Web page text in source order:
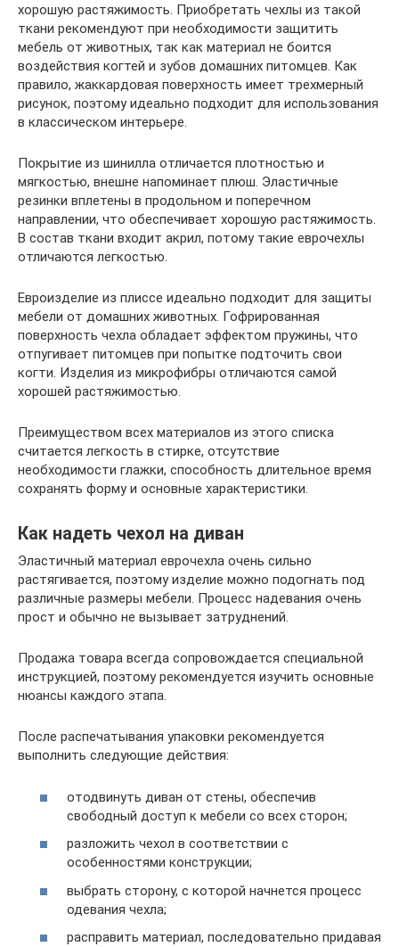
хорошую растяжимость. Приобретать чехлы из такой
ткани рекомендуют при необходимости защитить
мебель от животных, так как материал не боится
воздействия когтей и зубов домашних питомцев. Как
правило, жаккардовая поверхность имеет трехмерный
рисунок, поэтому идеально подходит для использования
в классическом интерьере.
Покрытие из шинилла отличается плотностью и
мягкостью, внешне напоминает плюш. Эластичные
резинки вплетены в продольном и поперечном
направлении, что обеспечивает хорошую растяжимость.
В состав ткани входит акрил, потому такие еврочехлы
отличаются легкостью.
Евроизделие из плиссе идеально подходит для защиты
мебели от домашних животных. Гофрированная
поверхность чехла обладает эффектом пружины, что
отпугивает питомцев при попытке подточить свои
когти. Изделия из микрофибры отличаются самой
хорошей растяжимостью.
Преимуществом всех материалов из этого списка
считается легкость в стирке, отсутствие
необходимости глажки, способность длительное время
сохранять форму и основные характеристики.
Как надеть чехол на диван
Эластичный материал еврочехла очень сильно
растягивается, поэтому изделие можно подогнать под
различные размеры мебели. Процесс надевания очень
прост и обычно не вызывает затруднений.
Продажа товара всегда сопровождается специальной
инструкцией, поэтому рекомендуется изучить основные
нюансы каждого этапа.
После распечатывания упаковки рекомендуется
выполнить следующие действия:
отодвинуть диван от стены, обеспечив
свободный доступ к мебели со всех сторон;
разложить чехол в соответствии с
особенностями конструкции;
выбрать сторону, с которой начнется процесс
одевания чехла;
расправить материал, последовательно придавая